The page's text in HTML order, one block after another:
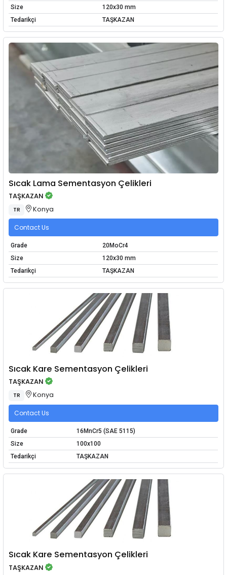
Size
120x30 mm
Tedarikçi
TAŞKAZAN
Sıcak Lama Sementasyon Çelikleri
TAŞKAZAN
TR Konya
Contact Us
Grade
20MoCr4
Size
120x30 mm
Tedarikçi
TAŞKAZAN
Sıcak Kare Sementasyon Çelikleri
TAŞKAZAN
TR Konya
Contact Us
Grade
16MnCr5 (SAE 5115)
Size
100x100
Tedarikçi
TAŞKAZAN
Sıcak Kare Sementasyon Çelikleri
TAŞKAZAN